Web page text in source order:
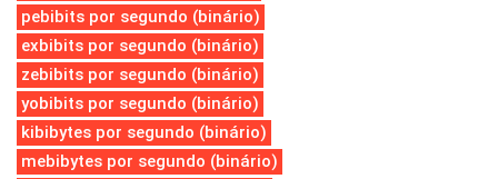
pebibits por segundo (binário)
exbibits por segundo (binário)
zebibits por segundo (binário)
yobibits por segundo (binário)
kibibytes por segundo (binário)
mebibytes por segundo (binário)